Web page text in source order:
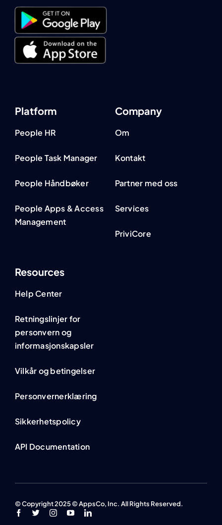
Platform
People HR
People Task Manager
People Håndbøker
People Apps & Access
Management
Company
Om
Kontakt
Partner med oss
Services
PriviCore
Resources
Help Center
Retningslinjer for
personvern og
informasjonskapsler
Vilkår og betingelser
Personvernerklæring
Sikkerhetspolicy
API Documentation
© Copyright 2025 © AppsCo, Inc. All Rights Reserved.